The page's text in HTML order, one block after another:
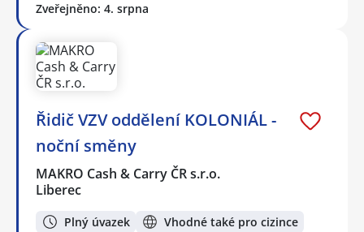
Zveřejněno: 4. srpna
Řidič VZV oddělení KOLONIÁL -
noční směny
MAKRO Cash & Carry ČR s.r.o.
Liberec
Plný úvazek
Vhodné také pro cizince